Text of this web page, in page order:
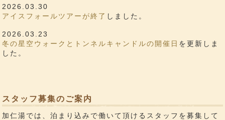
2026.03.30
アイスフォールツアーが終了 しました。
2026.03.23
冬の星空ウォークとトンネルキャンドルの開催日 を更新しま
した。
スタッフ募集のご案内
加仁湯では、泊まり込みで働いて頂けるスタッフを募集して